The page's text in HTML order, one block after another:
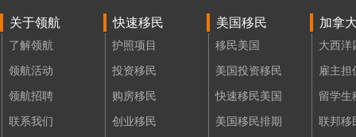
关于领航
了解领航
领航活动
领航招聘
联系我们
快速移民
护照项目
投资移民
购房移民
创业移民
美国移民
移民美国
美国投资移民
快速移民美国
美国移民排期
加拿
大西洋
雇主担
留学生
联邦移